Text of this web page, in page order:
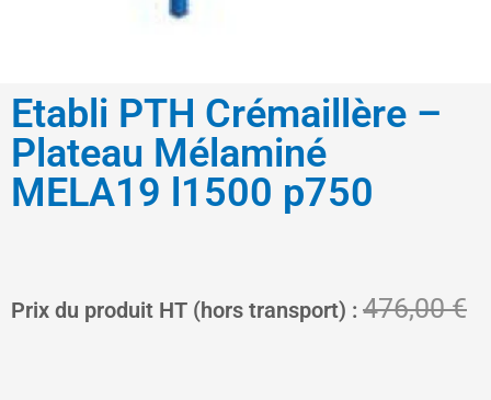
Etabli PTH Crémaillère –
Plateau Mélaminé
MELA19 l1500 p750
Prix du produit HT (hors transport) : 476,00€
Le